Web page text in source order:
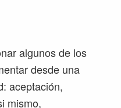
algunos de los
desde una
aceptación,
mismo,